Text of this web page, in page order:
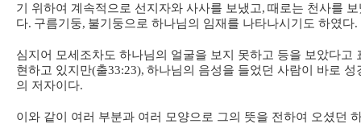
기 위하여 계속적으로 선지자와 사사를 보냈고, 때로는 천사를 보
다. 구름기둥, 불기둥으로 하나님의 임재를 나타나시기도 하였다.
심지어 모세조차도 하나님의 얼굴을 보지 못하고 등을 보았다고
현하고 있지만(출33:23), 하나님의 음성을 들었던 사람이 바로 성
의 저자이다.
이와 같이 여러 부분과 여러 모양으로 그의 뜻을 전하여 오셨던